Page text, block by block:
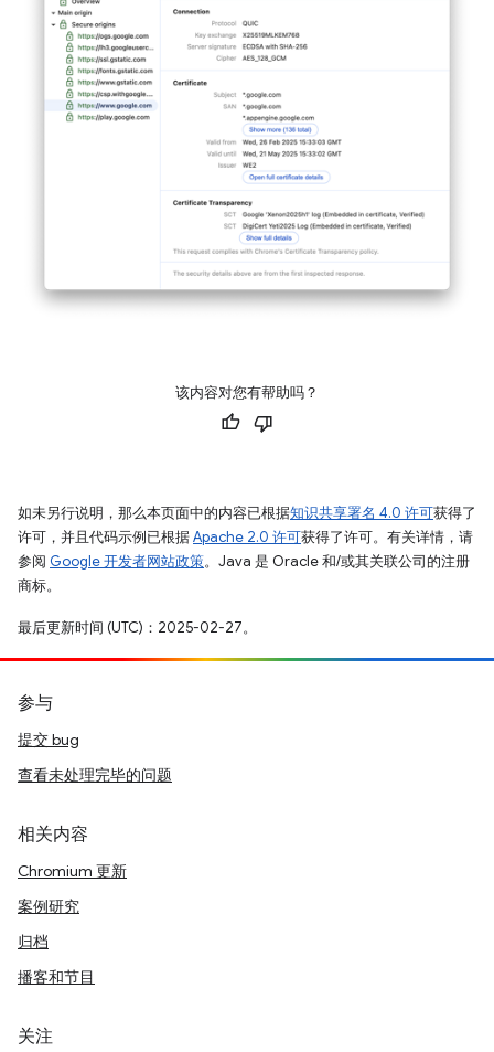
该内容对您有帮助吗？
如未另行说明，那么本页面中的内容已根据知识共享署名 4.0 许可获得了
许可，并且代码示例已根据Apache 2.0 许可获得了许可。有关详情，请
参阅 Google 开发者网站政策。Java 是 Oracle 和/或其关联公司的注册
商标。
最后更新时间 (UTC)：2025-02-27。
参与
提交 bug
查看未处理完毕的问题
相关内容
Chromium 更新
案例研究
归档
播客和节目
关注